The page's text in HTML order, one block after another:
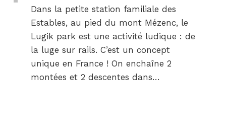
Dans la petite station familiale des
Estables, au pied du mont Mézenc, le
Lugik park est une activité ludique : de
la luge sur rails. C’est un concept
unique en France ! On enchaîne 2
montées et 2 descentes dans…